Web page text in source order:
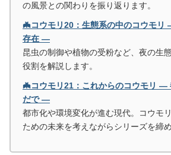
の風景との関わりを振り返ります。
🦇コウモリ20：生態系の中のコウモリ
存在 ―
昆虫の制御や植物の受粉など、夜の生
役割を解説します。
🦇コウモリ21：これからのコウモリ ―
だで ―
都市化や環境変化が進む現代。コウモ
ための未来を考えながらシリーズを締